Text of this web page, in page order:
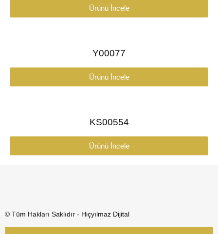
Ürünü İncele
Y00077
Ürünü İncele
KS00554
Ürünü İncele
© Tüm Hakları Saklıdır - Hiçyılmaz Dijital